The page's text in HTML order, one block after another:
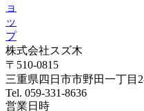
ョ
ッ
プ
株式会社スズ木
〒510-0815
三重県四日市市野田一丁目
Tel. 059-331-8636
営業日時